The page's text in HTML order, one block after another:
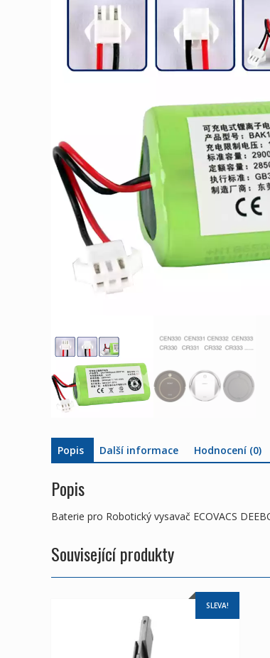
Popis Další informace Hodnocení (0)
Popis
Baterie pro Robotický vysavač ECOVACS
Související produkty
SLEVA!